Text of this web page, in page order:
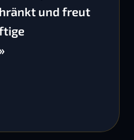
und freut